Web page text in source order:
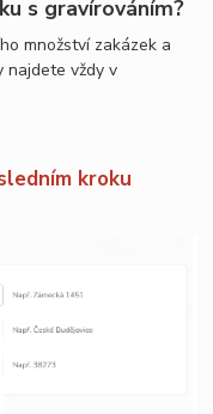
s gravírováním?
množství zakázek a
najdete vždy v
kroku